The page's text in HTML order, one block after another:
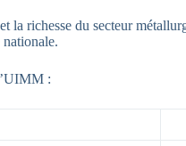
richesse du secteur
nationale.
: